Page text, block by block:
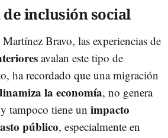
inclusión social
Bravo, las experiencias de
avalan este tipo de
ha recordado que una migración
la economía, no genera
y tampoco tiene un impacto
público, especialmente en